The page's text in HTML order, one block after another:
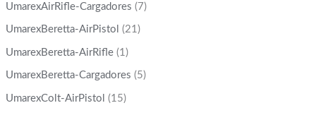
UmarexAirRifle-Cargadores (7)
UmarexBeretta-AirPistol (21)
UmarexBeretta-AirRifle (1)
UmarexBeretta-Cargadores (5)
UmarexColt-AirPistol (15)